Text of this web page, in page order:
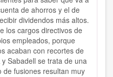
de ahorros y el de
dividendos más altos.
los cargos directivos de
empleados, porque
acaban con recortes de
Sabadell se trata de una
de fusiones resultan muy